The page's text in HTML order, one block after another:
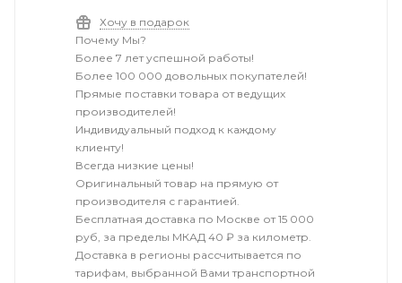
Хочу в подарок
Почему Мы?
Более 7 лет успешной работы!
Более 100 000 довольных покупателей!
Прямые поставки товара от ведущих
производителей!
Индивидуальный подход к каждому
клиенту!
Всегда низкие цены!
Оригинальный товар на прямую от
производителя с гарантией.
Бесплатная доставка по Москве от 15 000
руб, за пределы МКАД 40 ₽ за километр.
Доставка в регионы рассчитывается по
тарифам, выбранной Вами транспортной